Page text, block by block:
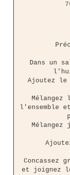
Dans un
Ajoutez le
l'ensemble
Concassez
et joignez